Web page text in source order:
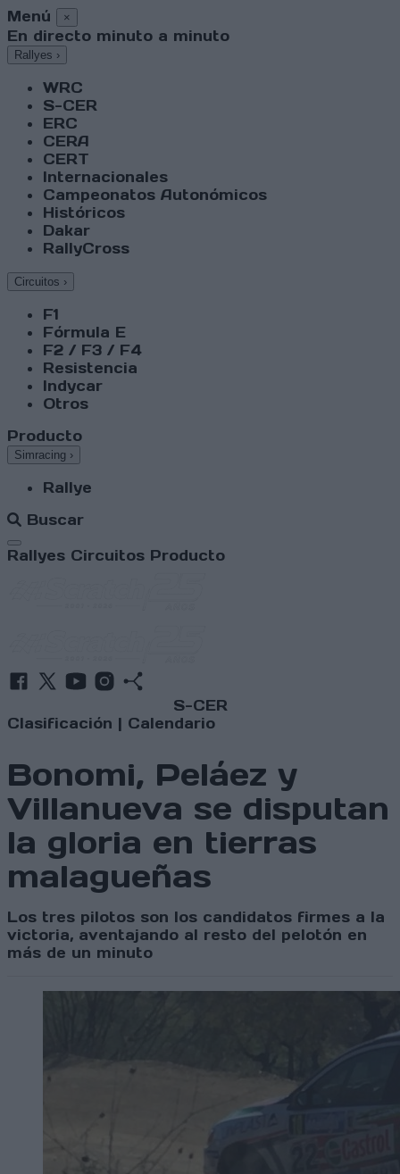
Menú ×
En directo minuto a minuto
Rallyes ›
WRC
S-CER
ERC
CERA
CERT
Internacionales
Campeonatos Autonómicos
Históricos
Dakar
RallyCross
Circuitos ›
F1
Fórmula E
F2 / F3 / F4
Resistencia
Indycar
Otros
Producto
Simracing ›
Rallye
Buscar
Abrir menú
Rallyes Circuitos Producto
S-CER
Clasificación | Calendario
Bonomi, Peláez y
Villanueva se disputan
la gloria en tierras
malagueñas
Los tres pilotos son los candidatos firmes a la
victoria, aventajando al resto del pelotón en
más de un minuto